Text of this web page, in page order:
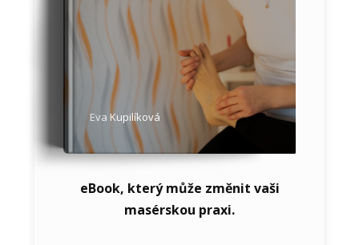
Eva Kupilíková
eBook, který může změnit vaši
masérskou praxi.